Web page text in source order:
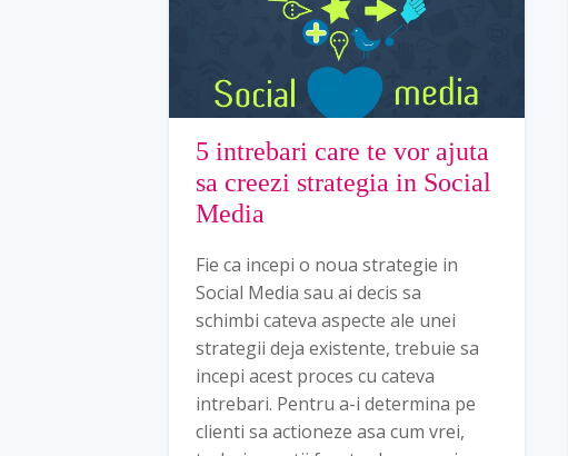
5 intrebari care te vor ajuta
sa creezi strategia in Social
Media
Fie ca incepi o noua strategie in
Social Media sau ai decis sa
schimbi cateva aspecte ale unei
strategii deja existente, trebuie sa
incepi acest proces cu cateva
intrebari. Pentru a-i determina pe
clienti sa actioneze asa cum vrei,